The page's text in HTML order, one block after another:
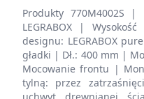
Produkty 770M4002S |
LEGRABOX |
designu: LEGRABOX
gładki | Dł.: 400 mm |
Mocowanie frontu |
tylną: przez